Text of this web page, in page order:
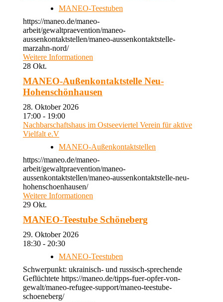
MANEO-Teestuben
https://maneo.de/maneo-
arbeit/gewaltpraevention/maneo-
aussenkontaktstellen/maneo-aussenkontaktstelle-
marzahn-nord/
Weitere Informationen
28 Okt.
MANEO-Außenkontaktstelle Neu-
Hohenschönhausen
28. Oktober 2026
17:00 - 19:00
Nachbarschaftshaus im Ostseeviertel Verein für aktive
Vielfalt e.V
MANEO-Außenkontaktstellen
https://maneo.de/maneo-
arbeit/gewaltpraevention/maneo-
aussenkontaktstellen/maneo-aussenkontaktstelle-neu-
hohenschoenhausen/
Weitere Informationen
29 Okt.
MANEO-Teestube Schöneberg
29. Oktober 2026
18:30 - 20:30
MANEO-Teestuben
Schwerpunkt: ukrainisch- und russisch-sprechende
Geflüchtete https://maneo.de/tipps-fuer-opfer-von-
gewalt/maneo-refugee-support/maneo-teestube-
schoeneberg/